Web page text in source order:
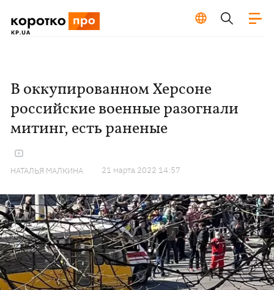
В оккупированном Херсоне
российские военные разогнали
митинг, есть раненые
НАТАЛЬЯ МАЛКИНА 21 марта 2022 14:57